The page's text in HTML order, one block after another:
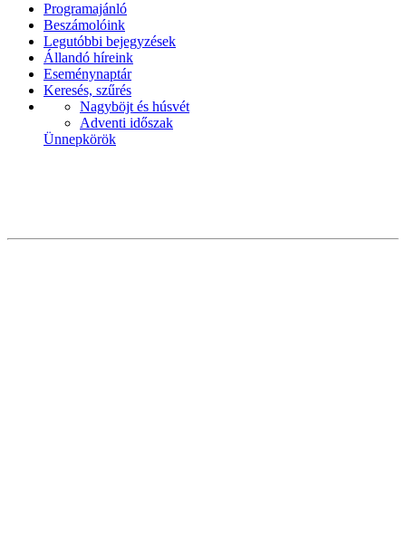
Programajánló
Beszámolóink
Legutóbbi bejegyzések
Állandó híreink
Eseménynaptár
Keresés, szűrés
Nagyböjt és húsvét
Adventi időszak
Ünnepkörök